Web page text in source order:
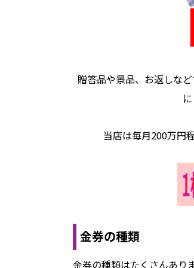
贈答品や景品、お返しな
当店は毎月200万円
金券の種類
金券の種類はたくさんあり